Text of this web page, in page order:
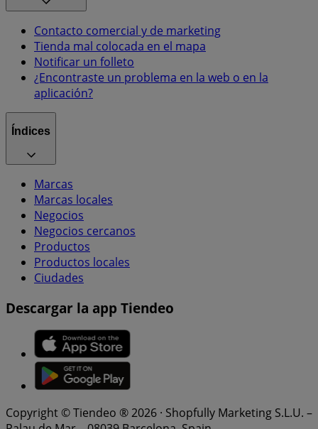
Contacto comercial y de marketing
Tienda mal colocada en el mapa
Notificar un folleto
¿Encontraste un problema en la web o en la
aplicación?
Índices
Marcas
Marcas locales
Negocios
Negocios cercanos
Productos
Productos locales
Ciudades
Descargar la app Tiendeo
Copyright © Tiendeo ® 2026 · Shopfully Marketing S.L.U. –